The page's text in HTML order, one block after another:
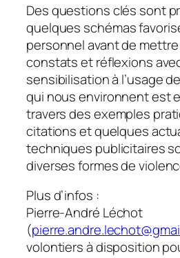
Des questions clés sont
quelques schémas
personnel avant de
constats et réflexions
sensibilisation à l’usage
qui nous environnent est
travers des exemples
citations et quelques
techniques publicitaires
diverses formes de
Plus d’infos :
Pierre-André Léchot
(
volontiers à disposition